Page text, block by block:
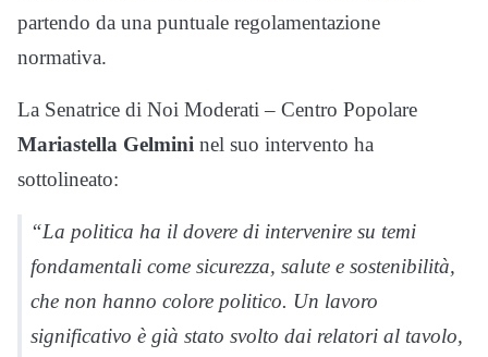
partendo da una puntuale regolamentazione
normativa.
La Senatrice di Noi Moderati – Centro Popolare
Mariastella Gelmini nel suo intervento ha
sottolineato:
“La politica ha il dovere di intervenire su temi
fondamentali come sicurezza, salute e sostenibilità,
che non hanno colore politico. Un lavoro
significativo è già stato svolto dai relatori al tavolo,